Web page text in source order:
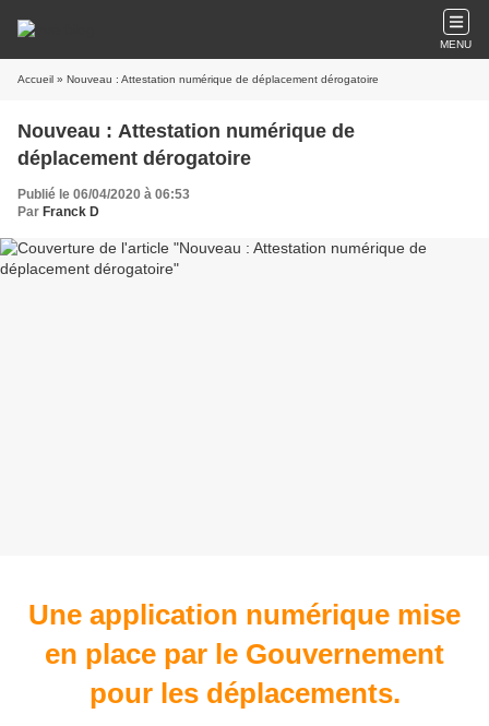
MENU
Accueil » Nouveau : Attestation numérique de déplacement dérogatoire
Nouveau : Attestation numérique de
déplacement dérogatoire
Publié le 06/04/2020 à 06:53
Par Franck D
Une application numérique mise
en place par le Gouvernement
pour les déplacements.